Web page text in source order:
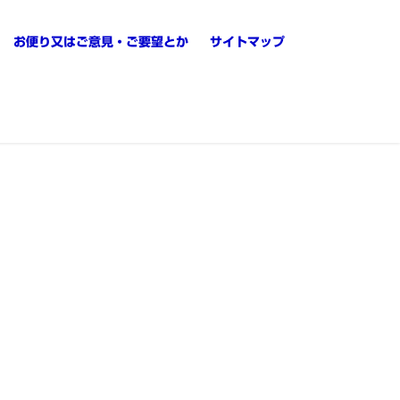
お便り又はご意見・ご要望とか サイトマップ